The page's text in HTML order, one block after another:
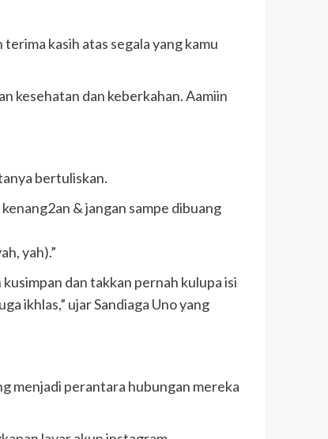
kasih atas segala yang kamu
kesehatan dan keberkahan. Aamiin
bertuliskan.
& jangan sampe dibuang
yah).”
dan takkan pernah kulupa isi
ikhlas,” ujar Sandiaga Uno yang
menjadi perantara hubungan mereka